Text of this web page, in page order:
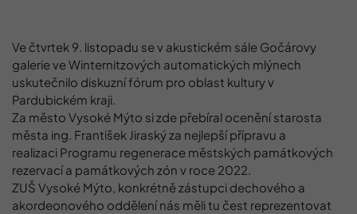
Ve čtvrtek 9. listopadu se v akustickém sále Gočárovy
galerie ve Winternitzových automatických mlýnech
uskutečnilo diskuzní fórum pro oblast kultury v
Pardubickém kraji.
Za město Vysoké Mýto si zde přebíral ocenění starosta
města ing. František Jiraský za nejlepší přípravu a
realizaci Programu regenerace městských památkových
rezervací a památkových zón v roce 2022.
ZUŠ Vysoké Mýto, konkrétně zástupci dechového a
akordeonového oddělení nás měli tu čest reprezentovat